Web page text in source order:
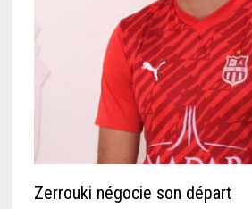
Zerrouki négocie son départ